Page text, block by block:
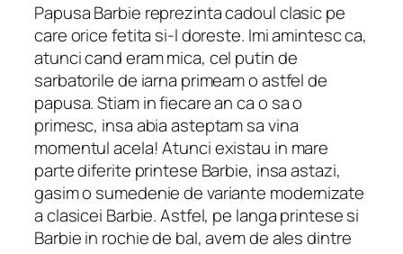
Papusa Barbie reprezinta cadoul clasic pe
care orice fetita si-l doreste. Imi amintesc ca,
atunci cand eram mica, cel putin de
sarbatorile de iarna primeam o astfel de
papusa. Stiam in fiecare an ca o sa o
primesc, insa abia asteptam sa vina
momentul acela! Atunci existau in mare
parte diferite printese Barbie, insa astazi,
gasim o sumedenie de variante modernizate
a clasicei Barbie. Astfel, pe langa printese si
Barbie in rochie de bal, avem de ales dintre